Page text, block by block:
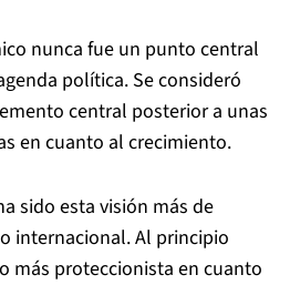
nunca fue un punto central
política. Se consideró
central posterior a unas
en cuanto al crecimiento.
sido esta visión más de
internacional. Al principio
más proteccionista en cuanto